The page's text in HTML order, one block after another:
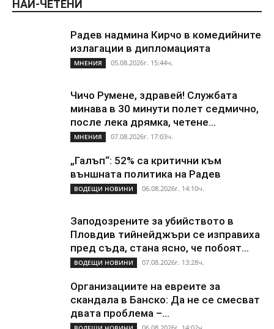
НАЙ-ЧЕТЕНИ
Радев надмина Кирчо в комедийните
излагации в дипломацията
МНЕНИЯ 05.08.2026г. 15:44ч.
Чичо Румене, здравей! Службата
минава в 30 минути полет седмично,
после лека дрямка, четене...
МНЕНИЯ 07.08.2026г. 17:03ч.
„Галъп“: 52% са критични към
външната политика на Радев
ВОДЕЩИ НОВИНИ 06.08.2026г. 14:10ч.
Заподозрените за убийството в
Пловдив тийнейджъри се изправиха
пред съда, стана ясно, че побоят...
ВОДЕЩИ НОВИНИ 07.08.2026г. 13:28ч.
Организациите на евреите за
скандала в Банско: Да не се смесват
двата проблема –...